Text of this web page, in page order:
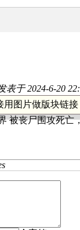
表于 2024-6-20
用图片做版块链
被丧尸围攻死亡